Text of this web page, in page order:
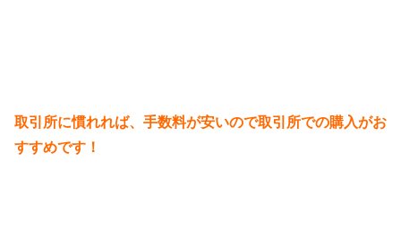
取引所に慣れれば、手数料が安いので取引所での購入がお
すすめです！